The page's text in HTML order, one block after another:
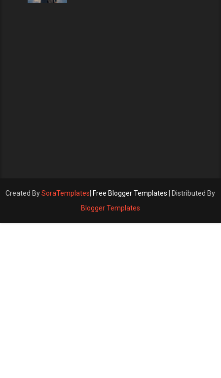
Created BySoraTemplates Free Blogger Templates | Distributed By
Blogger Templates